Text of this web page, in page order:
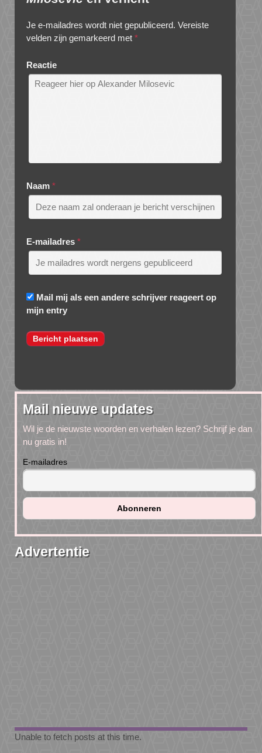
Je e-mailadres wordt niet gepubliceerd. Vereiste
velden zijn gemarkeerd met *
Reactie
Naam *
E-mailadres *
Mail mij als een andere schrijver reageert op
mijn entry
Mail nieuwe updates
Wil je de nieuwste woorden en verhalen lezen? Schrijf je dan
nu gratis in!
E-mailadres
Advertentie
Unable to fetch posts at this time.